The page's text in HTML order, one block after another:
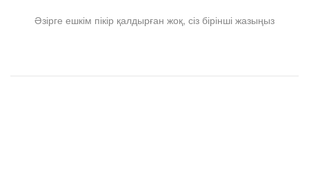
Әзірге ешкім пікір қалдырған жоқ, сіз бірінші жазыңыз